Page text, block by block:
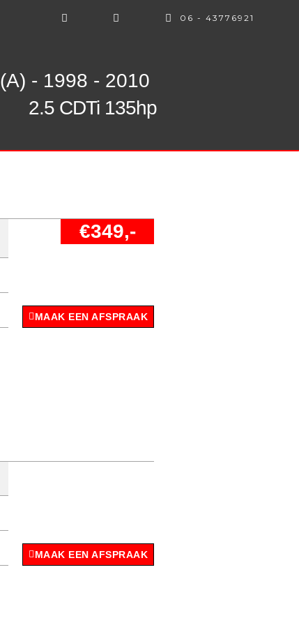
06 - 43776921
(A) - 1998 - 2010
2.5 CDTi 135hp
€349,-
MAAK EEN AFSPRAAK
MAAK EEN AFSPRAAK